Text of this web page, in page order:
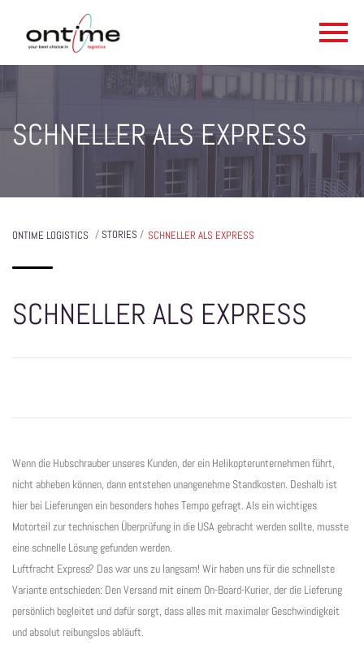
SCHNELLER ALS EXPRESS
ONTIME LOGISTICS / STORIES / SCHNELLER ALS EXPRESS
SCHNELLER ALS EXPRESS
Wenn die Hubschrauber unseres Kunden, der ein Helikopterunternehmen führt,
nicht abheben können, dann entstehen unangenehme Standkosten. Deshalb ist
hier bei Lieferungen ein besonders hohes Tempo gefragt. Als ein wichtiges
Motorteil zur technischen Überprüfung in die USA gebracht werden sollte, musste
eine schnelle Lösung gefunden werden.
Luftfracht Express? Das war uns zu langsam! Wir haben uns für die schnellste
Variante entschieden: Den Versand mit einem On-Board-Kurier, der die Lieferung
persönlich begleitet und dafür sorgt, dass alles mit maximaler Geschwindigkeit
und absolut reibungslos abläuft.